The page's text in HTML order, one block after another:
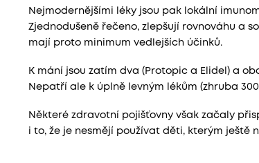
Nejmodernějšími léky jsou pak lokální
Zjednodušeně řečeno, zlepšují rovnováhu a
mají proto minimum vedlejších účinků.
K mání jsou zatím dva (Protopic a Elidel) a
Nepatří ale k úplně levným lékům (zhruba
Některé zdravotní pojišťovny však začaly
i to, že je nesmějí používat děti, kterým ještě